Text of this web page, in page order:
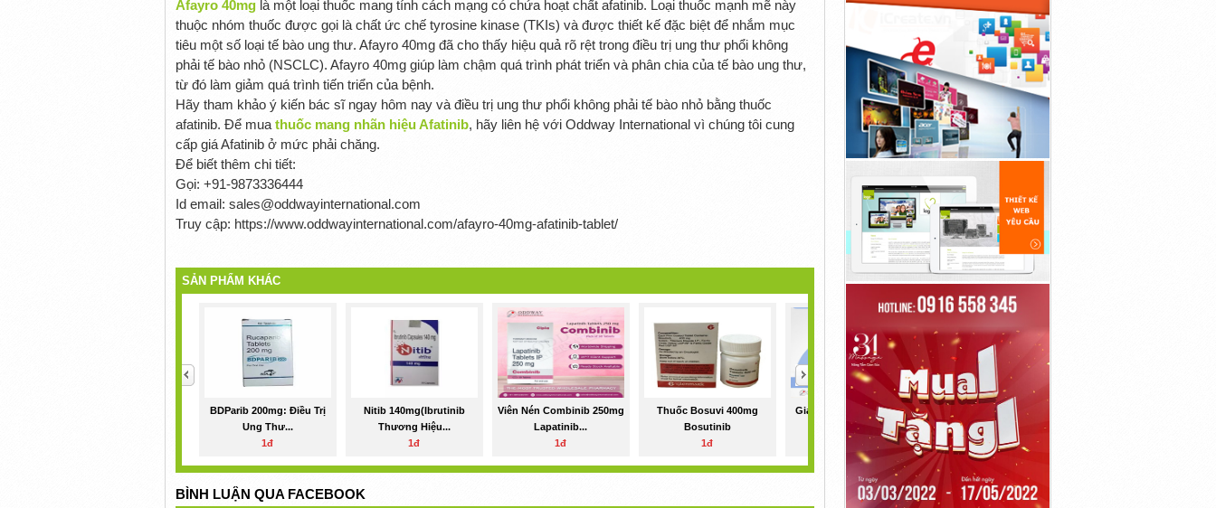
Afayro 40mglà một loại thuốc mang tính cách mạng có chứa hoạt chất afatinib. Loại thuốc mạnh mẽ này
thuộc nhóm thuốc được gọi là chất ức chế tyrosine kinase (TKIs) và được thiết kế đặc biệt để nhắm mục
tiêu một số loại tế bào ung thư. Afayro 40mg đã cho thấy hiệu quả rõ rệt trong điều trị ung thư phổi không
phải tế bào nhỏ (NSCLC). Afayro 40mg giúp làm chậm quá trình phát triển và phân chia của tế bào ung thư,
từ đó làm giảm quá trình tiến triển của bệnh.
Hãy tham khảo ý kiến ​​bác sĩ ngay hôm nay và điều trị ung thư phổi không phải tế bào nhỏ bằng thuốc
afatinib. Để mua thuốc mang nhãn hiệu Afatinib, hãy liên hệ với Oddway International vì chúng tôi cung
cấp giá Afatinib ở mức phải chăng.
Để biết thêm chi tiết:
Gọi: +91-9873336444
Id email: sales@oddwayinternational.com
Truy cập: https://www.oddwayinternational.com/afayro-40mg-afatinib-tablet/
SẢN PHẨM KHÁC
BDParib 200mg: Điều Trị
Ung Thư...
1đ
Nitib 140mg(Ibrutinib
Thương Hiệu...
1đ
Viên Nén Combinib 250mg
Lapatinib...
1đ
Thuốc Bosuvi 400mg
Bosutinib
1đ
Giá Thuốc Lenvatol 4mg
Lenvatinib
Thuốc Apatide 60mg Trực
Tuyến
1đ
>
BÌNH LUẬN QUA FACEBOOK